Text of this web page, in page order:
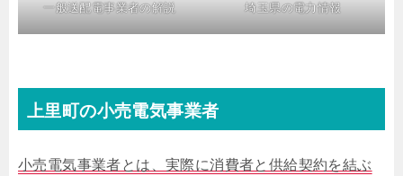
一般送配電事業者の解説 埼玉県の電力情報
上里町の小売電気事業者
小売電気事業者とは、実際に消費者と供給契約を結ぶ